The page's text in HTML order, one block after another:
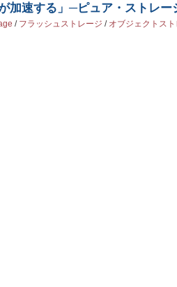
加速する」─ピュア・ストレー
/ フラッシュストレージ / オブジェクトス